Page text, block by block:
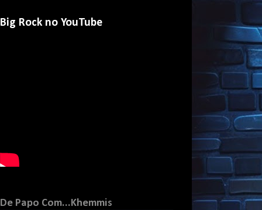
Big Rock no YouTube
De Papo Com...Khemmis